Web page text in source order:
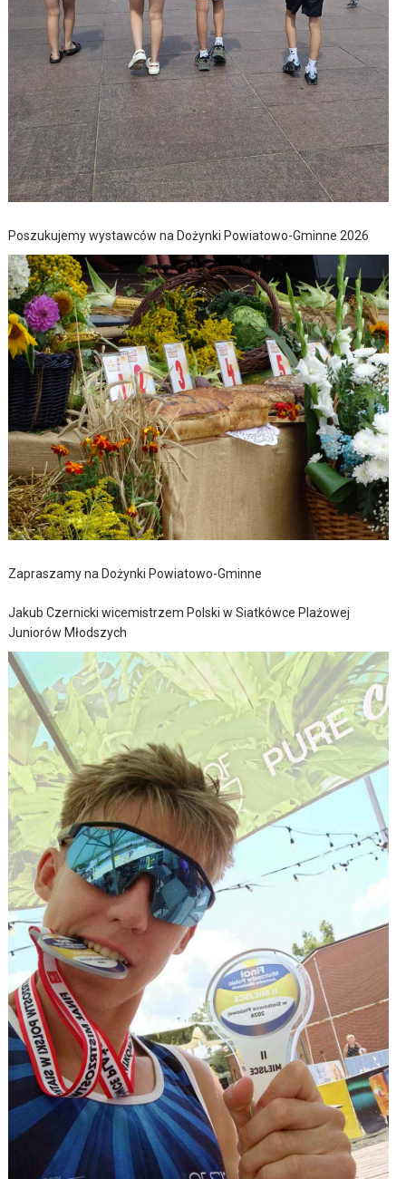
Poszukujemy wystawców na Dożynki Powiatowo-Gminne 2026
Zapraszamy na Dożynki Powiatowo-Gminne
Jakub Czernicki wicemistrzem Polski w Siatkówce Plażowej
Juniorów Młodszych